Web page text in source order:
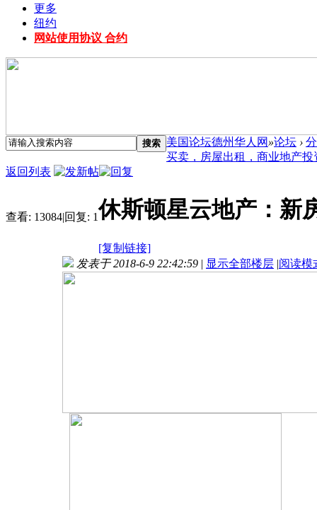
更多
纽约
网站使用协议 合约
搜索 美国论坛德州华人网 »论坛 ›
买卖，房屋出租，商业地产投
返回列表
查看: 13084|回复: 1休斯顿星云地产：新
[复制链接]
发表于 2018-6-9 22:42:59 | 显示全部楼层 |阅读模